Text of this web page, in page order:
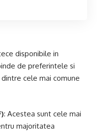
disponibile in
de preferintele si
cele mai comune
: Acestea sunt cele mai
majoritatea